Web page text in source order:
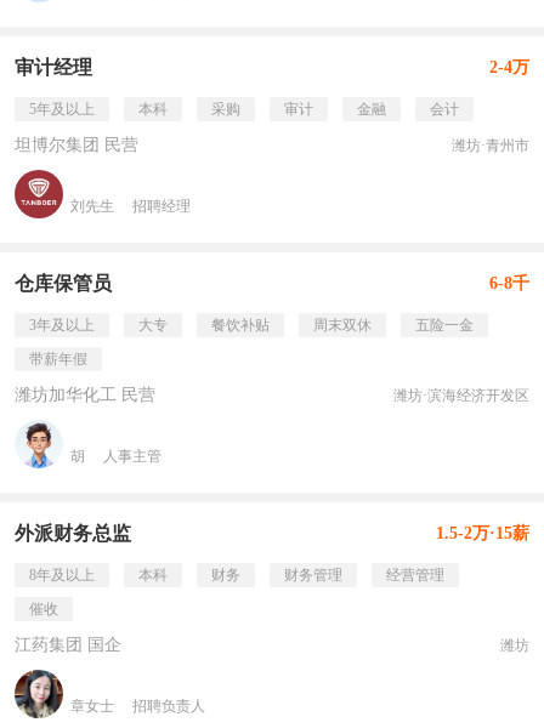
审计经理 2-4万
5年及以上 本科 采购 审计 金融 会计
坦博尔集团 民营 潍坊·青州市
刘先生 招聘经理
仓库保管员 6-8千
3年及以上 大专 餐饮补贴 周末双休
五险一金
带薪年假
潍坊加华化工 民营 潍坊·滨海经济开发区
胡 人事主管
外派财务总监 1.5-2万·15薪
8年及以上 本科 财务 财务管理
经营管理
催收
江药集团 国企 潍坊
章女士 招聘负责人